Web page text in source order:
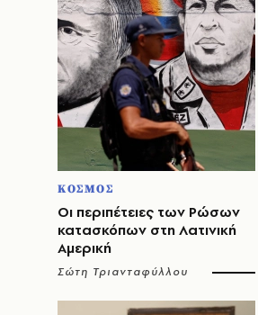
ΚΟΣΜΟΣ
Οι περιπέτειες των Ρώσων
κατασκόπων στη Λατινική
Αμερική
Σώτη Τριανταφύλλου